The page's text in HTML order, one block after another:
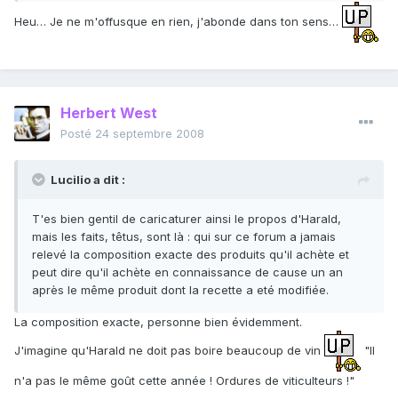
Heu… Je ne m'offusque en rien, j'abonde dans ton sens…
Herbert West
Posté 24 septembre 2008
Lucilio a dit :
T'es bien gentil de caricaturer ainsi le propos d'Harald,
mais les faits, têtus, sont là : qui sur ce forum a jamais
relevé la composition exacte des produits qu'il achète et
peut dire qu'il achète en connaissance de cause un an
après le même produit dont la recette a eté modifiée.
La composition exacte, personne bien évidemment.
J'imagine qu'Harald ne doit pas boire beaucoup de vin
"Il
n'a pas le même goût cette année ! Ordures de viticulteurs !"